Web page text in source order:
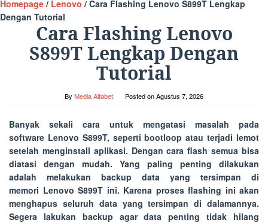
Homepage / Lenovo / Cara Flashing Lenovo S899T Lengkap
Dengan Tutorial
Cara Flashing Lenovo
S899T Lengkap Dengan
Tutorial
By Media Alfabet Posted onAgustus 7, 2026
Banyak sekali cara untuk mengatasi masalah pada
software Lenovo S899T, seperti bootloop atau terjadi lemot
setelah menginstall aplikasi. Dengan cara flash semua bisa
diatasi dengan mudah. Yang paling penting dilakukan
adalah melakukan backup data yang tersimpan di
memori Lenovo S899T ini. Karena proses flashing ini akan
menghapus seluruh data yang tersimpan di dalamannya.
Segera lakukan backup agar data penting tidak hilang